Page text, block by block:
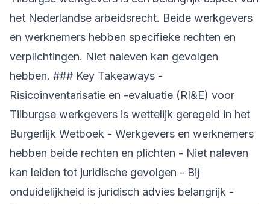
het Nederlandse arbeidsrecht. Beide werkgevers
en werknemers hebben specifieke rechten en
verplichtingen. Niet naleven kan gevolgen
hebben. ### Key Takeaways -
Risicoinventarisatie en -evaluatie (RI&E) voor
Tilburgse werkgevers is wettelijk geregeld in het
Burgerlijk Wetboek - Werkgevers en werknemers
hebben beide rechten en plichten - Niet naleven
kan leiden tot juridische gevolgen - Bij
onduidelijkheid is juridisch advies belangrijk -